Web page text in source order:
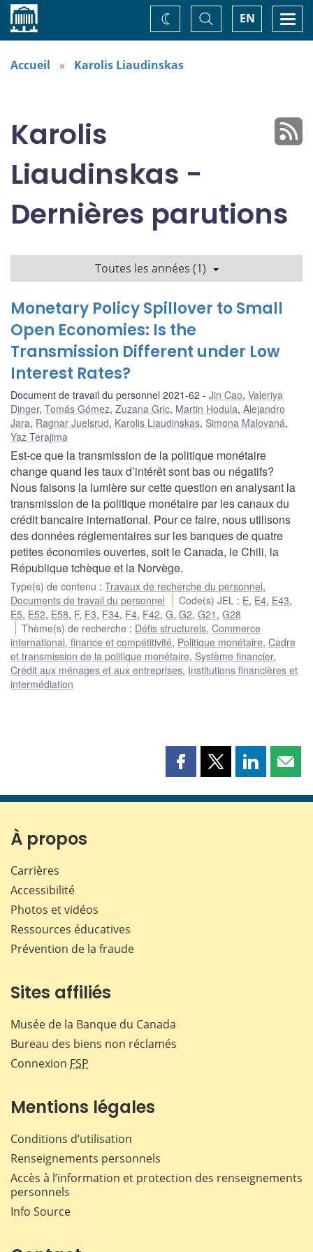
Accueil EN
Basculer
la
recherche
Changez
de
thème
Accueil Karolis Liaudinskas
Karolis
Liaudinskas -
Dernières parutions
Toutes les années (1)
Monetary Policy Spillover to Small
Open Economies: Is the
Transmission Different under Low
Interest Rates?
Document de travail du personnel 2021-62 Jin Cao, Valeriya
Dinger, Tomás Gómez, Zuzana Gric, Martin Hodula, Alejandro
Jara, Ragnar Juelsrud, Karolis Liaudinskas, Simona Malovaná,
Yaz Terajima
Est-ce que la transmission de la politique monétaire
change quand les taux d’intérêt sont bas ou négatifs?
Nous faisons la lumière sur cette question en analysant la
transmission de la politique monétaire par les canaux du
crédit bancaire international. Pour ce faire, nous utilisons
des données réglementaires sur les banques de quatre
petites économies ouvertes, soit le Canada, le Chili, la
République tchèque et la Norvège.
Type(s) de contenu : Travaux de recherche du personnel,
Documents de travail du personnel
Code(s) JEL : E, E4, E43,
E5, E52, E58, F, F3, F34, F4, F42, G, G2, G21 , G28
Thème(s) de recherche : Défis structurels,Commerce
international, finance et compétitivité, Politique monétaire, Cadre
et transmission de la politique monétaire, Système financier,
Crédit aux ménages et aux entreprises, Institutions financières et
intermédiation
Partager
page
Partager
page
Partager
page page
À propos
Carrières
Accessibilité
Photos et vidéos
Ressources éducatives
Prévention de la fraude
Sites affiliés
Musée de la Banque du Canada
Bureau des biens non réclamés
Connexion FSP
Mentions légales
Conditions d’utilisation
Renseignements personnels
Accès à l’information et protection des renseignements
personnels
Info Source